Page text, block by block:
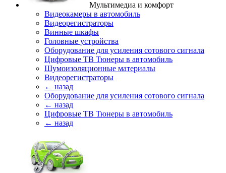
Мультимедиа и комфорт
Видеокамеры в автомобиль
Видеорегистраторы
Винные шкафы
Головные устройства
Оборудование для усиления сотового сигнала
Цифровые ТВ Тюнеры в автомобиль
Шумоизоляционные материалы
Видеорегистраторы
← назад
Оборудование для усиления сотового сигнала
← назад
Цифровые ТВ Тюнеры в автомобиль
← назад